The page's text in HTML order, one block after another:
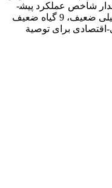
پیش­بینی شده را داشتند (درصد امتیاز برابر 5/12 و مقدار شاخص عملکرد پیش­
بینی شده برابر صفر) و از نظر ارزیابی در دستة عدم توصیه قرار گرفتند. از 26 گونة گیاهی مورد مطالعه از نظر شاخص عملکرد پیش­ بینی شده، 11 گیاه در ردة عدم توصیه، 5 گیاه خیلی ضعیف، 9 گیاه ضعیف
اقتصادی برای توصیة